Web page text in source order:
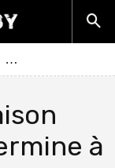
Le calendrier du Top 14
à